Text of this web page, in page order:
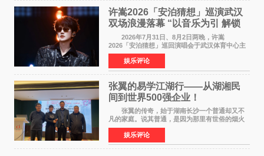
许嵩2026「安泊猜想」巡演武汉
双场浪漫落幕 “以音乐为引 解锁
江城记忆”
2026年7月31日、8月2日两晚，许嵩
2026「安泊猜想」巡回演唱会于武汉体育中心主
体育场盛大开唱。许嵩与数万歌迷在此相聚，从
浪漫惬意的舞台设计到充满诚意与惊喜的现场互
动，共同开启了一场关于
娱乐评论
张翼的易学江湖行——从湖湘民
间到世界500强企业！
张翼的传奇，始于湖南长沙一个普通却又不
凡的家庭。说其普通，是因为那里有世俗的烟火
气；说其不凡，是因为家中有一位洞悉天地玄机
的长者——他的爷爷。作为当地的风水师，爷爷
是张翼走进易学
娱乐评论